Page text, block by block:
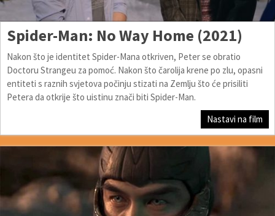
Spider-Man: No Way Home (2021)
Nakon što je identitet Spider-Mana otkriven, Peter se obratio
Doctoru Strangeu za pomoć. Nakon što čarolija krene po zlu, opasni
entiteti s raznih svjetova počinju stizati na Zemlju što će prisiliti
Petera da otkrije što uistinu znači biti Spider-Man.
Nastavi na film